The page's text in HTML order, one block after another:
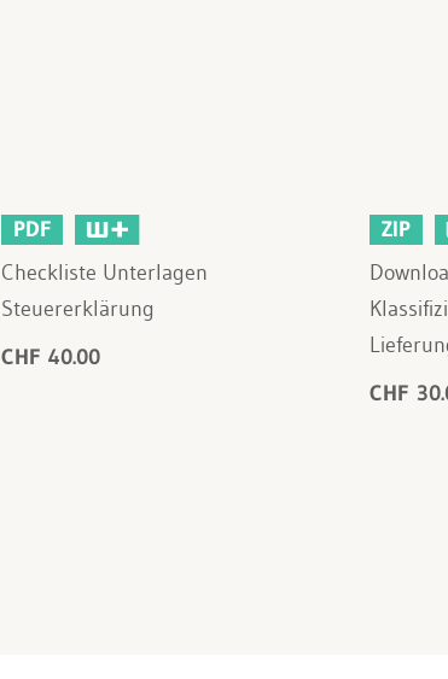
PDF
Checkliste Unterlagen
Steuererklärung
CHF 40.00
ZIP
CHF